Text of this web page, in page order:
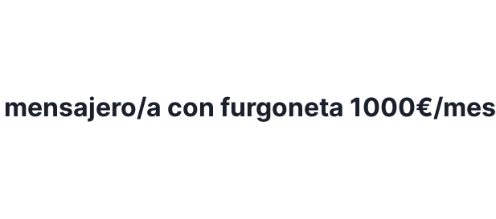
a con furgoneta 1000€/mes